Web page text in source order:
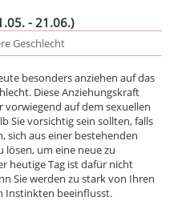
- 21.06.)
Geschlecht
besonders anziehen auf das
Diese Anziehungskraft
vorwiegend auf dem sexuellen
Sie vorsichtig sein sollten, falls
sich aus einer bestehenden
lösen, um eine neue zu
heutige Tag ist dafür nicht
Sie werden zu stark von Ihren
Instinkten beeinflusst.